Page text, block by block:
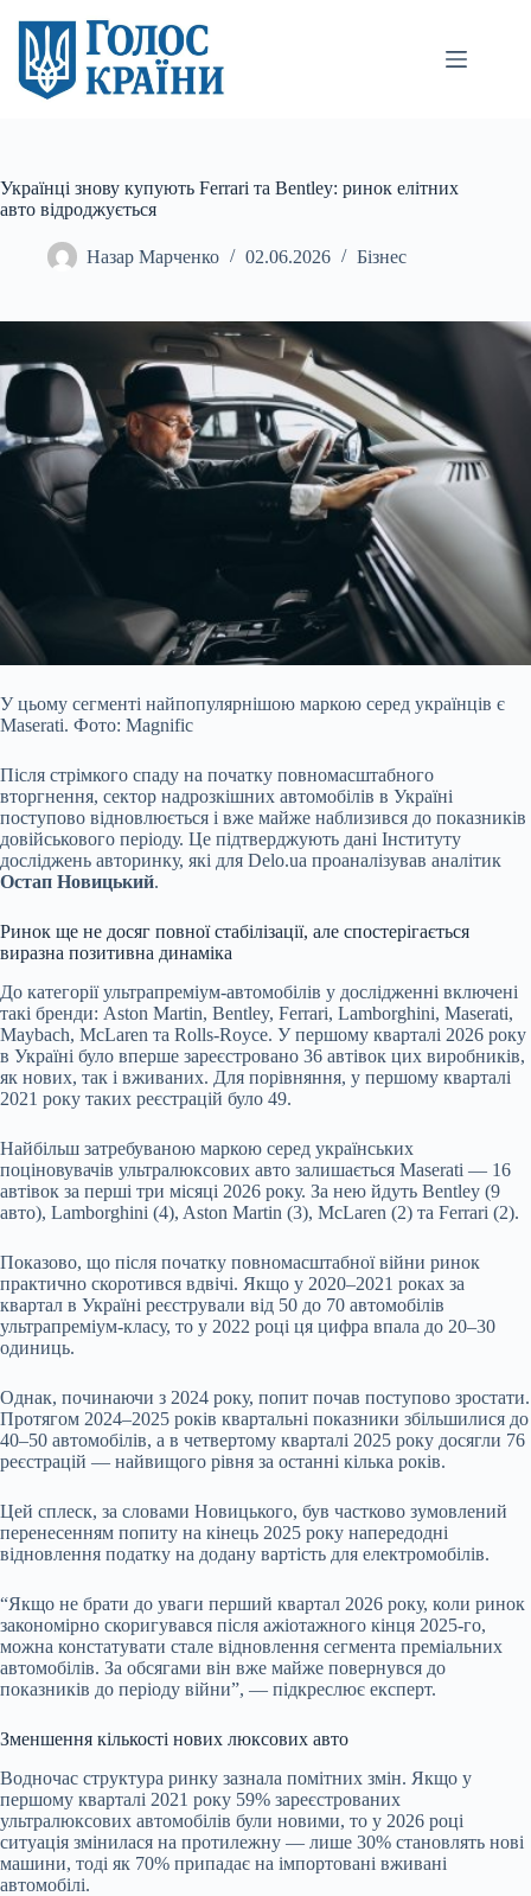
вмісту
Українці знову купують Ferrari та Bentley: ринок елітних
авто відроджується
Назар Марченко 02.06.2026 Бізнес
У цьому сегменті найпопулярнішою маркою серед українців є
Maserati. Фото: Magnific
Після стрімкого спаду на початку повномасштабного
вторгнення, сектор надрозкішних автомобілів в Україні
поступово відновлюється і вже майже наблизився до показників
довійськового періоду. Це підтверджують дані Інституту
досліджень авторинку, які для Delo.ua проаналізував аналітик
Остап Новицький.
Ринок ще не досяг повної стабілізації, але спостерігається
виразна позитивна динаміка
До категорії ультрапреміум-автомобілів у дослідженні включені
такі бренди: Aston Martin, Bentley, Ferrari, Lamborghini, Maserati,
Maybach, McLaren та Rolls-Royce. У першому кварталі 2026 року
в Україні було вперше зареєстровано 36 автівок цих виробників,
як нових, так і вживаних. Для порівняння, у першому кварталі
2021 року таких реєстрацій було 49.
Найбільш затребуваною маркою серед українських
поціновувачів ультралюксових авто залишається Maserati — 16
автівок за перші три місяці 2026 року. За нею йдуть Bentley (9
авто), Lamborghini (4), Aston Martin (3), McLaren (2) та Ferrari (2).
Показово, що після початку повномасштабної війни ринок
практично скоротився вдвічі. Якщо у 2020–2021 роках за
квартал в Україні реєстрували від 50 до 70 автомобілів
ультрапреміум-класу, то у 2022 році ця цифра впала до 20–30
одиниць.
Однак, починаючи з 2024 року, попит почав поступово зростати.
Протягом 2024–2025 років квартальні показники збільшилися до
40–50 автомобілів, а в четвертому кварталі 2025 року досягли 76
реєстрацій — найвищого рівня за останні кілька років.
Цей сплеск, за словами Новицького, був частково зумовлений
перенесенням попиту на кінець 2025 року напередодні
відновлення податку на додану вартість для електромобілів.
“Якщо не брати до уваги перший квартал 2026 року, коли ринок
закономірно скоригувався після ажіотажного кінця 2025-го,
можна констатувати стале відновлення сегмента преміальних
автомобілів. За обсягами він вже майже повернувся до
показників до періоду війни”, — підкреслює експерт.
Зменшення кількості нових люксових авто
Водночас структура ринку зазнала помітних змін. Якщо у
першому кварталі 2021 року 59% зареєстрованих
ультралюксових автомобілів були новими, то у 2026 році
ситуація змінилася на протилежну — лише 30% становлять нові
машини, тоді як 70% припадає на імпортовані вживані
автомобілі.